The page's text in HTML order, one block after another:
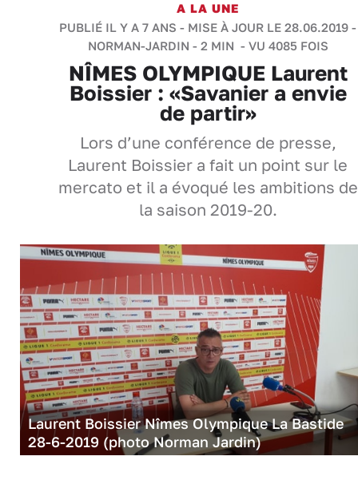
A LA UNE
PUBLIÉ IL Y A 7 ANS - MISE À JOUR LE 28.06.2019 -
NORMAN-JARDIN - 2 MIN - VU 4085 FOIS
NÎMES OLYMPIQUE Laurent
Boissier : «Savanier a envie
de partir»
Lors d’une conférence de presse,
Laurent Boissier a fait un point sur le
mercato et il a évoqué les ambitions de
la saison 2019-20.
Laurent Boissier Nîmes Olympique La Bastide
28-6-2019 (photo Norman Jardin)